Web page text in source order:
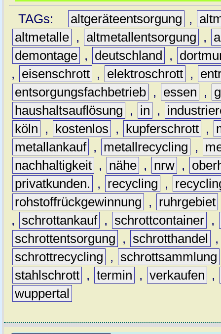
TAGs:
altgeräteentsorgung ,
altmetalle , altmetallentsorgung ,
demontage , deutschland ,
,
eisenschrott , elektroschrott ,
entsorgungsfachbetrieb , essen ,
haushaltsauflösung
, in ,
köln
, kostenlos , kupferschrott ,
metallankauf , metallrecycling ,
nachhaltigkeit , nähe , nrw ,
privatkunden.
, recycling ,
rohstoffrückgewinnung
, ruhrgebiet
,
schrottankauf , schrottcontainer ,
schrottentsorgung
, schrotthandel
schrottrecycling
, schrottsammlung
stahlschrott , termin , verkaufen
,
wuppertal